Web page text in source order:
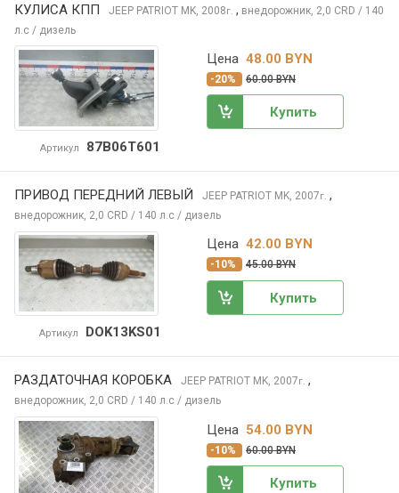
КУЛИСА КПП JEEP PATRIOT MK, 2008г. , внедорожник, 2,0 CRD / 140
л.с / дизель
Артикул 87B06T601
Цена 48.00 BYN
-20% 60.00 BYN
Купить
ПРИВОД ПЕРЕДНИЙ ЛЕВЫЙ JEEP PATRIOT MK, 2007г. ,
внедорожник, 2,0 CRD / 140 л.с / дизель
Артикул DOK13KS01
Цена 42.00 BYN
-10% 45.00 BYN
Купить
РАЗДАТОЧНАЯ КОРОБКА JEEP PATRIOT MK, 2007г. ,
внедорожник, 2,0 CRD / 140 л.с / дизель
Цена 54.00 BYN
-10% 60.00 BYN
Купить